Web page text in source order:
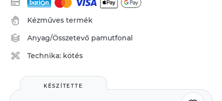
Kézműves termék
Anyag/Összetevő pamutfonal
Technika: kötés
KÉSZÍTETTE